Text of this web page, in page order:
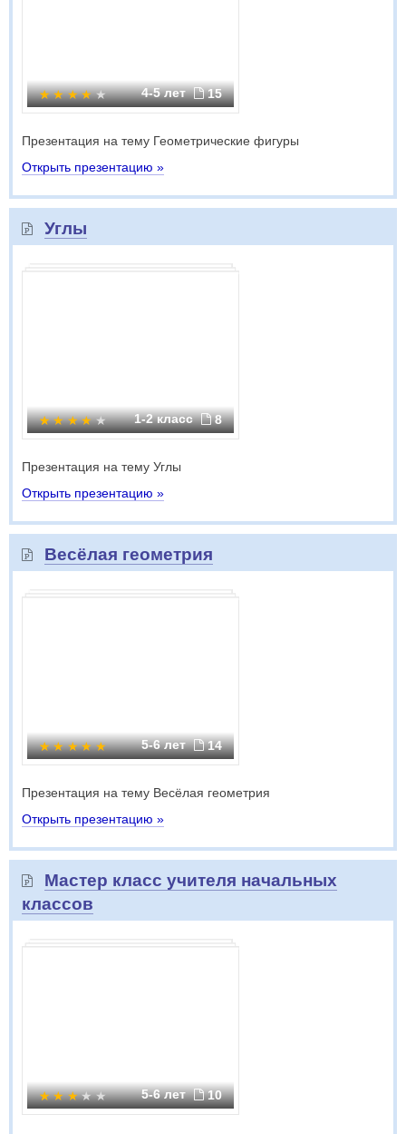
4-5 лет 15
Презентация на тему Геометрические фигуры
Открыть презентацию »
Углы
1-2 класс 8
Презентация на тему Углы
Открыть презентацию »
Весёлая геометрия
5-6 лет 14
Презентация на тему Весёлая геометрия
Открыть презентацию »
Мастер класс учителя начальных
классов
5-6 лет 10